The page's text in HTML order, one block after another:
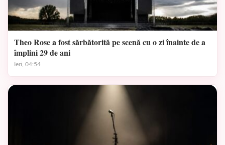
Theo Rose a fost sărbătorită pe scenă cu o zi înainte de a
împlini 29 de ani
Ieri, 04:54